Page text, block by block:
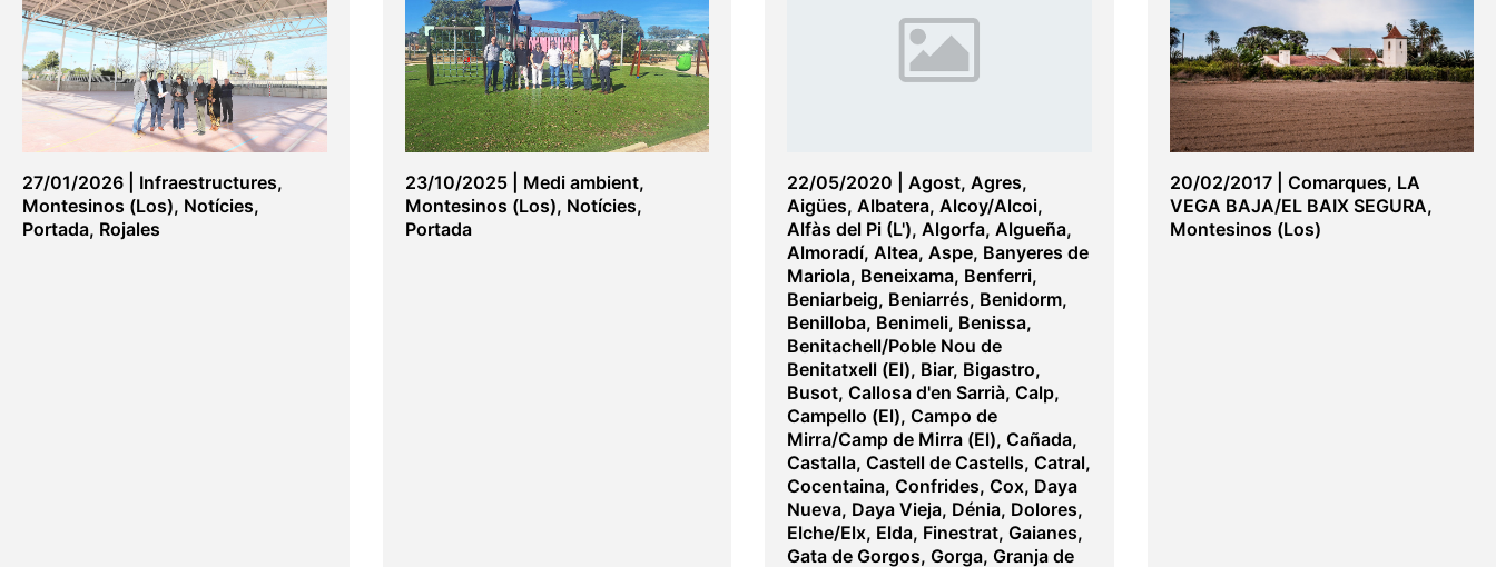
27/01/2026 Infraestructures,
Montesinos (Los), Notícies,
Portada, Rojales
23/10/2025| Medi ambient,
Montesinos (Los), Notícies,
Portada
22/05/2020 Agost, Agres,
Aigües, Albatera, Alcoy/Alcoi,
Alfàs del Pi (L'), Algorfa, Algueña,
Almoradí, Altea, Aspe, Banyeres de
Mariola, Beneixama, Benferri,
Beniarbeig, Beniarrés, Benidorm,
Benilloba, Benimeli, Benissa,
Benitachell/Poble Nou de
Benitatxell (El), Biar, Bigastro,
Busot, Callosa d'en Sarrià, Calp,
Campello (El), Campo de
Mirra/Camp de Mirra (El), Cañada,
Castalla, Castell de Castells, Catral,
Cocentaina, Confrides, Cox, Daya
Nueva, Daya Vieja, Dénia, Dolores,
Elche/Elx, Elda, Finestrat, Gaianes,
Gata de Gorgos, Gorga, Granja de
20/02/2017| Comarques, LA
VEGA BAJA/EL BAIX SEGURA,
Montesinos (Los)